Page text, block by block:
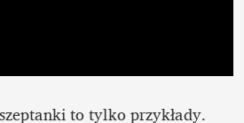
to tylko przykłady.